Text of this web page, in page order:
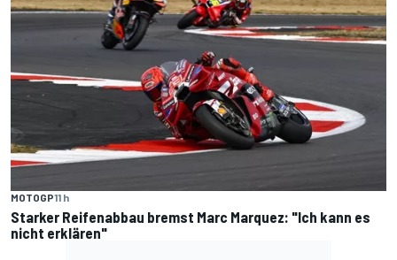
MOTOGP11 h
Starker Reifenabbau bremst Marc Marquez: "Ich kann es
nicht erklären"